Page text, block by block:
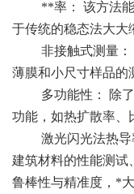
**率： 该方法
于传统的稳态法大大
非接触式测量
薄膜和小尺寸样品的
多功能性： 除
功能，如热扩散率、
激光闪光法热导
建筑材料的性能测试
鲁棒性与精准度，*